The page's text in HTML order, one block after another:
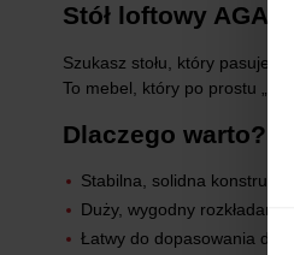
Stół loftowy AGA
Szukasz stołu, który pasuje
To mebel, który po prostu
Dlaczego warto?
Stabilna, solidna konstrukcja
Duży, wygodny rozkładany
Łatwy do dopasowania do